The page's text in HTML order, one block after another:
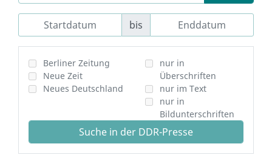
bis
Berliner Zeitung
Neue Zeit
Neues Deutschland
nur in
Überschriften
nur im Text
nur in
Bildunterschriften
Suche in der DDR-Presse